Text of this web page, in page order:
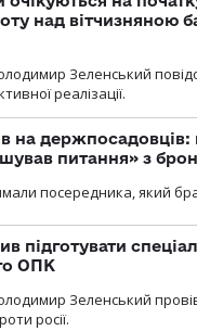
над вітчизняною
Зеленський
реалізації.
на держпосадовців:
питання» з
посередника, який
підготувати
ОПК
Зеленський
росії.